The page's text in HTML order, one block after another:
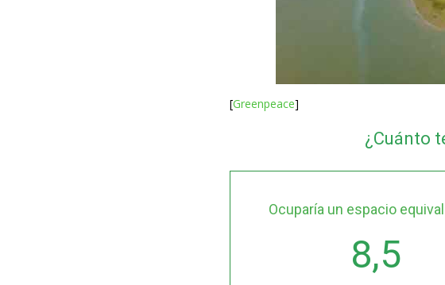
[Greenpeace]
¿Cuánto
Ocuparía un espacio
8,5